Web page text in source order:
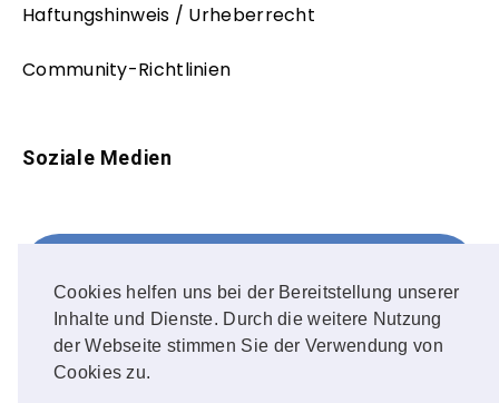
Cookies helfen uns bei der Bereitstellung unserer
Inhalte und Dienste. Durch die weitere Nutzung
der Webseite stimmen Sie der Verwendung von
Cookies zu.
Haftungshinweis / Urheberrecht
Community-Richtlinien
Soziale Medien
FOLLOW ME!
Instagram
OUR PHOTOS!